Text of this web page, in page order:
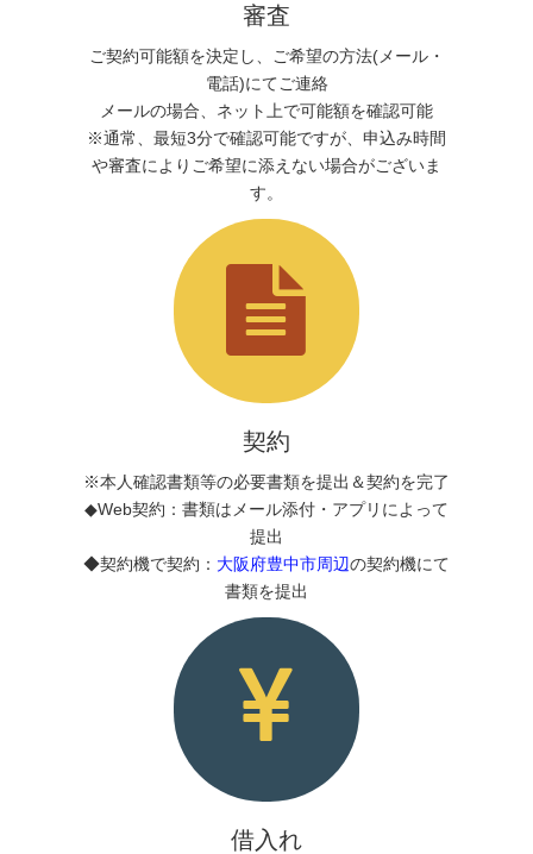
審査
ご契約可能額を決定し、ご希望の方法(メール・
電話)にてご連絡
メールの場合、ネット上で可能額を確認可能
※通常、最短3分で確認可能ですが、申込み時間
や審査によりご希望に添えない場合がございま
す。
契約
※本人確認書類等の必要書類を提出＆契約を完了
◆Web契約：書類はメール添付・アプリによって
提出
◆契約機で契約： 大阪府豊中市周辺の契約機にて
書類を提出
借入れ